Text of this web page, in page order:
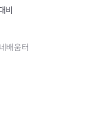
비
배움터